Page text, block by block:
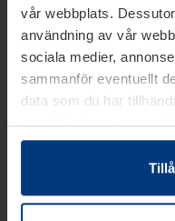
vår webbplats.
användning av vår
sociala medier,
sammanför eventuellt
data som du har
samlat in inom ramen
Juridiskt kan vi lagra
absolut nödvändiga för
godkännande kan du